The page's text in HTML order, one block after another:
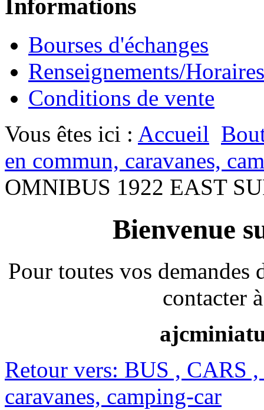
Informations
Bourses d'échanges
Renseignements/Horaires
Conditions de vente
Vous êtes ici : Accueil
en commun, caravanes,
OMNIBUS 1922 EAST
Bienvenue
Pour toutes vos
contacter
Retour vers: BUS , CARS
caravanes, camping-car